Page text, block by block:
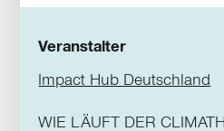
Veranstalter
Impact Hub Deutschland
WIE LÄUFT DER